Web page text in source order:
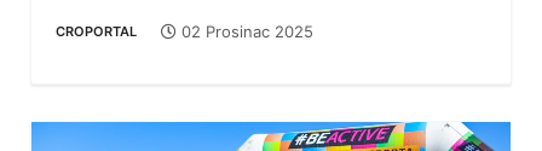
CROPORTAL 02 Prosinac 2025